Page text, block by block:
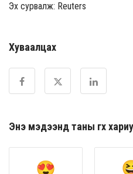
Эх сурвалж: Reuters
Хуваалцах
Энэ мэдээнд таны өгөх